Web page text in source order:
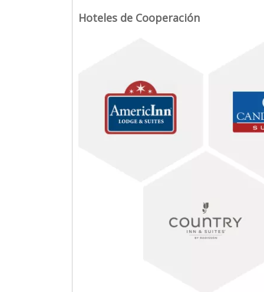
Hoteles de Cooperación